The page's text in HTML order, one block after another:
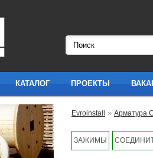
КАТАЛОГ ПРОЕКТЫ
Evroinstall » Арматура
ЗАЖИМЫ